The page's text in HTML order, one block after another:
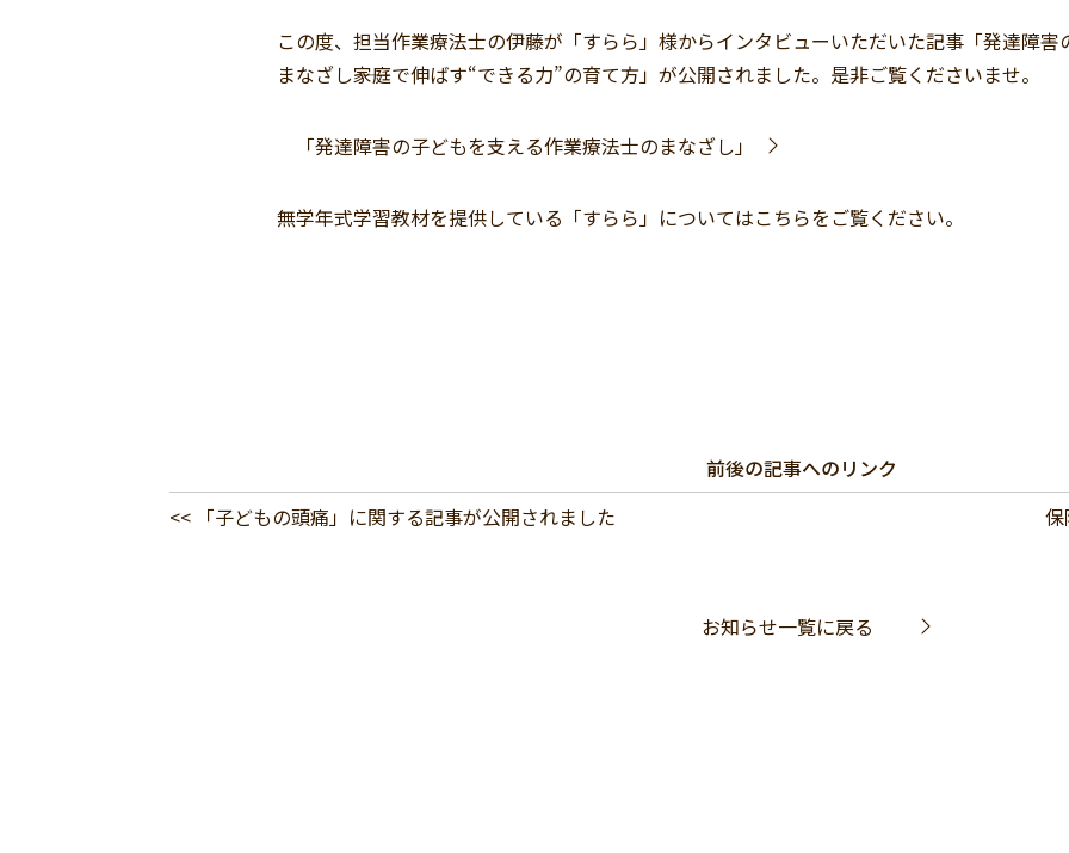
この度、担当作業療法士の伊藤が「すらら」様からインタビューいただいた記事「発達障
まなざし――家庭で伸ばす“できる力”の育て方」が公開されました。是非ご覧くださいませ。
「発達障害の子どもを支える作業療法士のまなざし」
無学年式学習教材を提供している「すらら」についてはこちらをご覧ください。
前後の記事へのリンク
<< 「子どもの頭痛」に関する記事が公開されました
お知らせ一覧に戻る